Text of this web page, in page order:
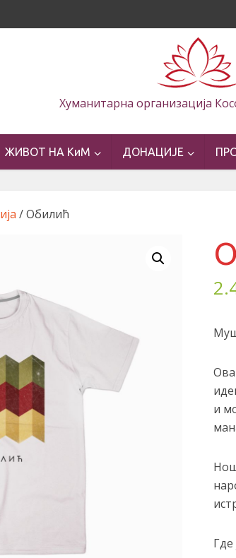
Хуманитарна организација
ЖИВОТ НА КиМ ДОНАЦИЈЕ
/ Обилић
Ова
и
Где